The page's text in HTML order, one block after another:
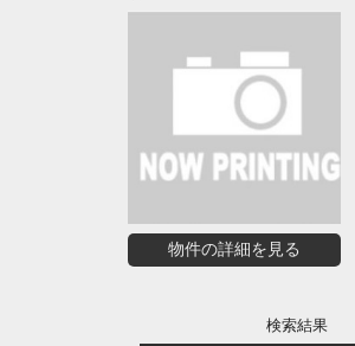
物件の詳細を見る
検索結果